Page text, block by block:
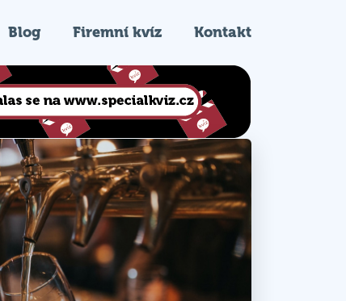
Blog Firemní kvíz Kontakt